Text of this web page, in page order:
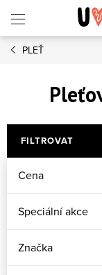
PLEŤ
FILTROVAT
Cena
Speciální akce
Značka